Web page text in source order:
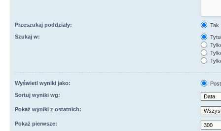
Przeszukaj poddziały:
Tak
Szukaj w:
Wyświetl wyniki jako:
Sortuj wyniki wg:
Pokaż wyniki z ostatnich:
Pokaż pierwsze: